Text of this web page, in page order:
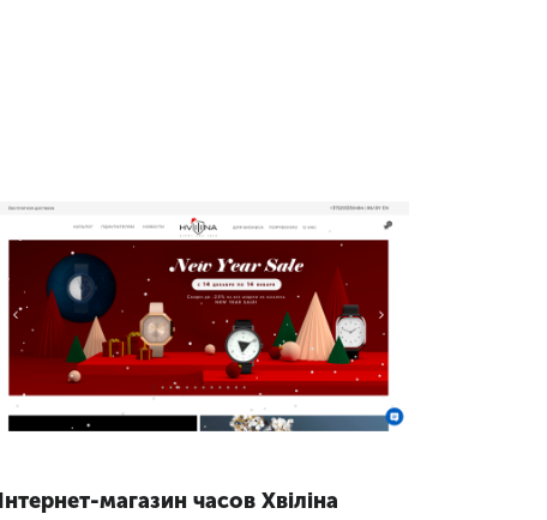
магазин часов Хвіліна